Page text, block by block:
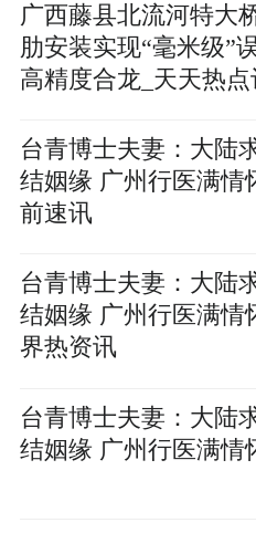
广西藤县北流河特大
肋安装实现“毫米级”
高精度合龙_天天热点
台青博士夫妻：大陆
结姻缘 广州行医满情
前速讯
台青博士夫妻：大陆
结姻缘 广州行医满情
界热资讯
台青博士夫妻：大陆
结姻缘 广州行医满情